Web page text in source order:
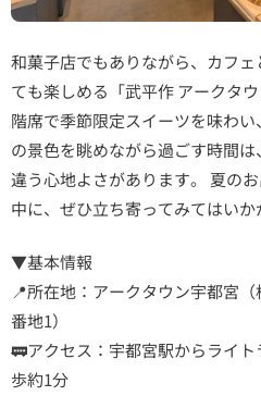
和菓子店でもありながら、カフ
ても楽しめる「武平作 アークタ
階席で季節限定スイーツを味わ
の景色を眺めながら過ごす時間
違う心地よさがあります。 夏の
中に、ぜひ立ち寄ってみてはいか
▼基本情報
📍所在地：アークタウン宇都宮
番地1）
🚃アクセス：宇都宮駅からライ
歩約1分